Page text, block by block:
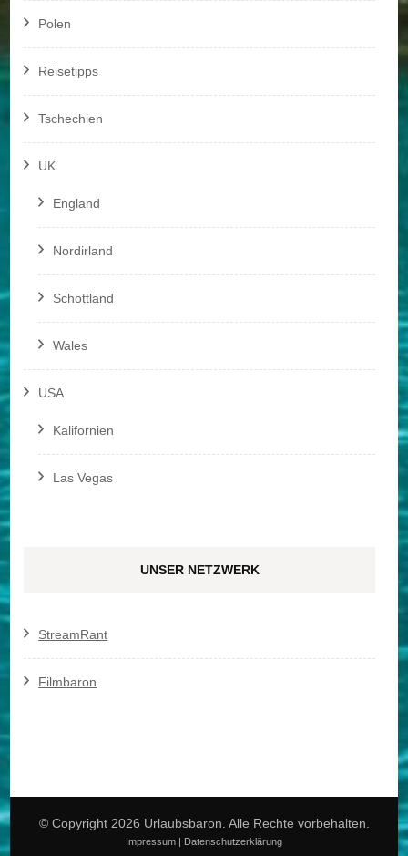
Polen
Reisetipps
Tschechien
UK
England
Nordirland
Schottland
Wales
USA
Kalifornien
Las Vegas
UNSER NETZWERK
StreamRant
Filmbaron
© Copyright 2026 Urlaubsbaron. Alle Rechte vorbehalten.
Impressum
Datenschutzerklärung